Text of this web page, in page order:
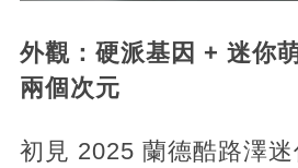
外觀：硬派基因 + 迷你
兩個次元
初見 2025 蘭德酷路澤